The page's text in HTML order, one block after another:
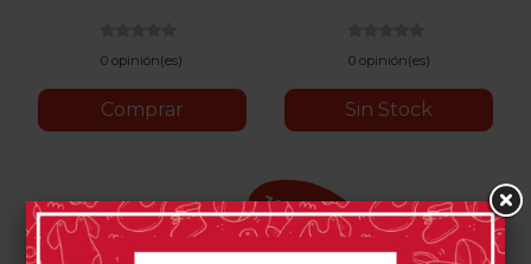
0 opinión(es)
Comprar
0 opinión(es)
Sin Stock
-150,99 €